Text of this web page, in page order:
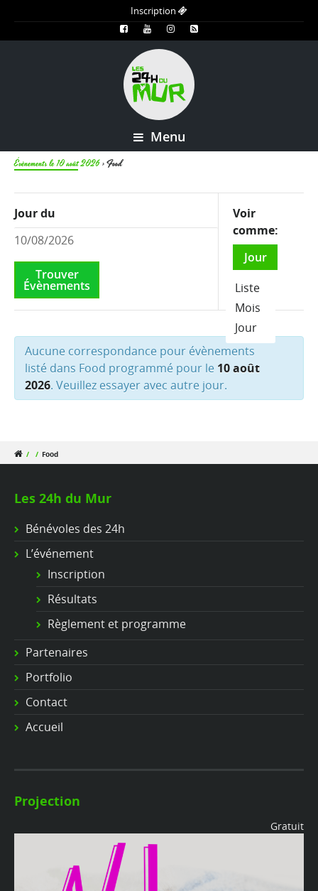
Inscription
Menu
Évènements le 10 août 2026› Food
Vues
Navigation
Voir
comme
Jour
Liste
Mois
Jour
Jour du
Aucune correspondance pour évènements
listé dans Food programmé pour le 10 août
2026. Veuillez essayer avec autre jour.
/ / Food
Les 24h du Mur
Bénévoles des 24h
L’événement
Inscription
Résultats
Règlement et programme
Partenaires
Portfolio
Contact
Accueil
Projection
Gratuit